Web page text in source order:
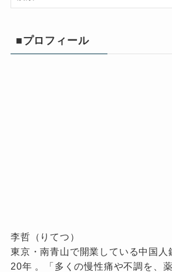
■プロフィール
李哲（りてつ）
東京・南青山で開業している中国人
20年 。「多くの慢性痛や不調を、